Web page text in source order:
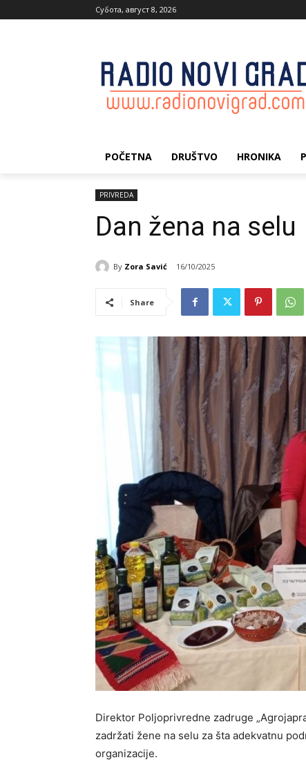
Субота, август 8, 2026
POČETNA DRUŠTVO HRONIKA
PRIVREDA
Dan žena na selu
By Zora Savić 16/10/2025
Share
Direktor Poljoprivredne zadruge
zadržati žene na selu za šta adekvatnu
organizacije.